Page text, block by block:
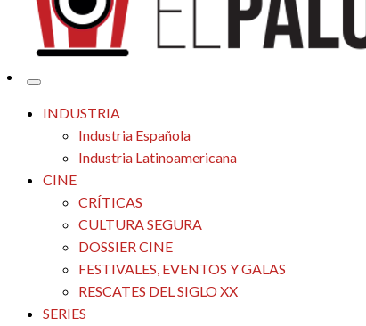
El Palomitrón
Tu espacio de la industria de cine española y latinoamericana
INDUSTRIA
Industria Española
Industria Latinoamericana
CINE
CRÍTICAS
CULTURA SEGURA
DOSSIER CINE
FESTIVALES, EVENTOS Y GALAS
RESCATES DEL SIGLO XX
SERIES